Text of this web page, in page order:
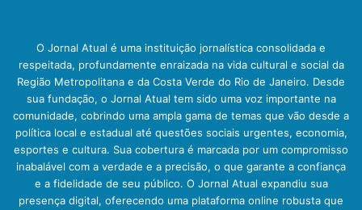
O Jornal Atual é uma instituição jornalística consolidada e
respeitada, profundamente enraizada na vida cultural e social da
Região Metropolitana e da Costa Verde do Rio de Janeiro. Desde
sua fundação, o Jornal Atual tem sido uma voz importante na
comunidade, cobrindo uma ampla gama de temas que vão desde a
política local e estadual até questões sociais urgentes, economia,
esportes e cultura. Sua cobertura é marcada por um compromisso
inabalável com a verdade e a precisão, o que garante a confiança
e a fidelidade de seu público. O Jornal Atual expandiu sua
presença digital, oferecendo uma plataforma online robusta que